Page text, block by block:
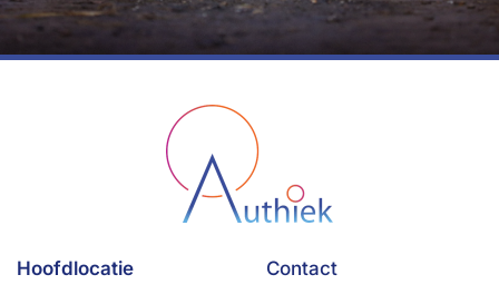
Hoofdlocatie Contact